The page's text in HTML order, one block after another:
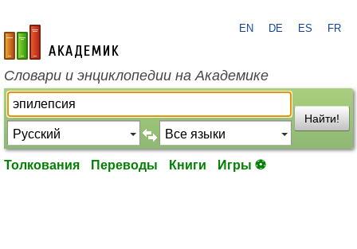
academic.ru
EN DE ES FR
Словари и энциклопедии на Академике
Найти!
Толкования Переводы Книги Игры ⚽